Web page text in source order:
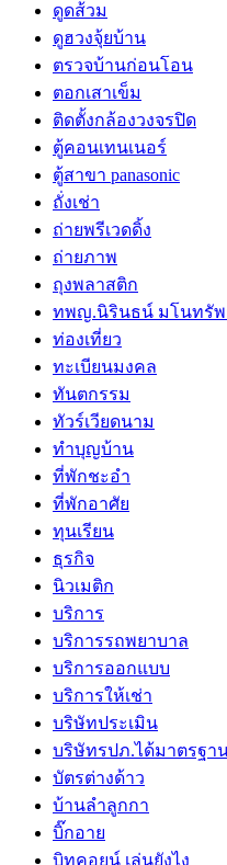
ดูดส้วม
ดูฮวงจุ้ยบ้าน
ตรวจบ้านก่อนโอน
ตอกเสาเข็ม
ติดตั้งกล้องวงจรปิด
ตู้คอนเทนเนอร์
ตู้สาขา panasonic
ถั่งเช่า
ถ่ายพรีเวดดิ้ง
ถ่ายภาพ
ถุงพลาสติก
ทพญ.นิรินธน์ มโนทรัพ
ท่องเที่ยว
ทะเบียนมงคล
ทันตกรรม
ทัวร์เวียดนาม
ทำบุญบ้าน
ที่พักชะอำ
ที่พักอาศัย
ทุนเรียน
ธุรกิจ
นิวเมติก
บริการ
บริการรถพยาบาล
บริการออกแบบ
บริการให้เช่า
บริษัทประเมิน
บริษัทรปภ.ได้มาตรฐา
บัตรต่างด้าว
บ้านลำลูกกา
บิ๊กอาย
บิทคอยน์ เล่นยังไง